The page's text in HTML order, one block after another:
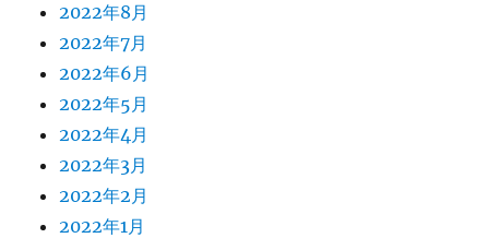
2022年8月
2022年7月
2022年6月
2022年5月
2022年4月
2022年3月
2022年2月
2022年1月